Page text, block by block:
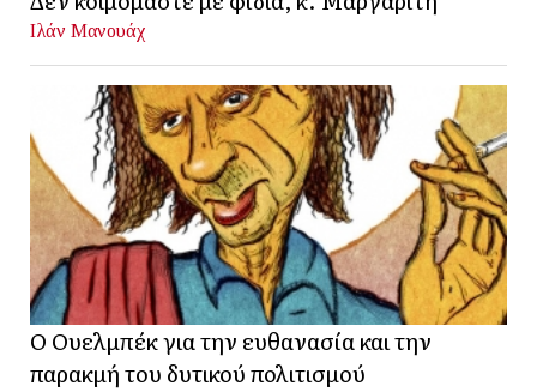
Ιλάν Μανουάχ
Ο Ουελμπέκ για την ευθανασία και την
παρακμή του δυτικού πολιτισμού